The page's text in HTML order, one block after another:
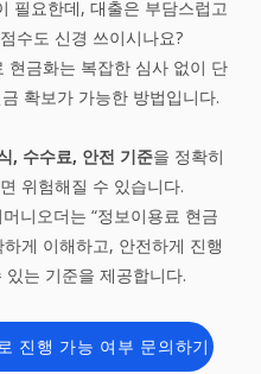
필요한데, 대출은 부담스럽고
수도 신경 쓰이시나요?
현금화는 복잡한 심사 없이 단
확보가 가능한 방법입니다.
, 수수료, 안전 기준을 정확히
위험해질 수 있습니다.
니오더는 “정보이용료 현금
하게 이해하고, 안전하게 진행
있는 기준을 제공합니다.
진행 가능 여부 문의하기